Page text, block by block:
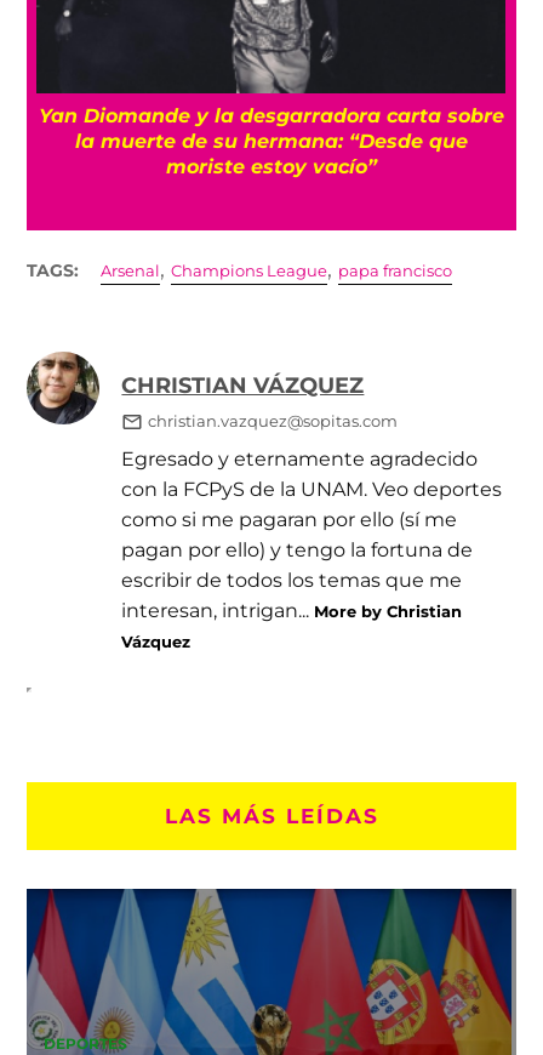
Yan Diomande y la desgarradora carta sobre
la muerte de su hermana: “Desde que
moriste estoy vacío”
TAGS: Arsenal,Champions League, papa francisco
CHRISTIAN VÁZQUEZ
christian.vazquez@sopitas.com
Egresado y eternamente agradecido
con la FCPyS de la UNAM. Veo deportes
como si me pagaran por ello (sí me
pagan por ello) y tengo la fortuna de
escribir de todos los temas que me
interesan, intrigan... More by Christian
Vázquez
LAS MÁS LEÍDAS
DEPORTES